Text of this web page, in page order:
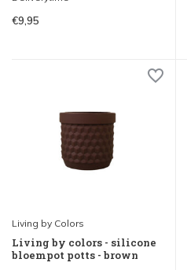
€9,95
Living by Colors
Living by colors - silicone
bloempot potts - brown